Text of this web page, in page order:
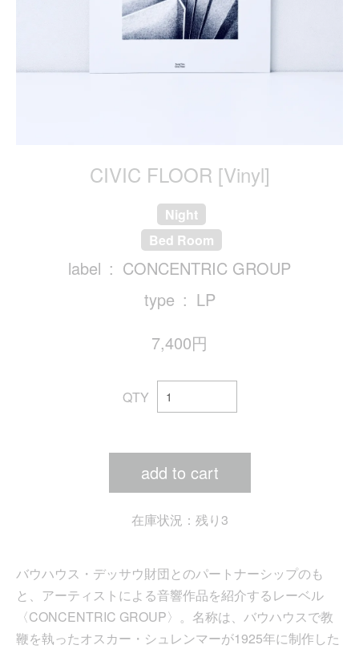
CIVIC FLOOR [Vinyl]
Night
Bed Room
label
CONCENTRIC GROUP
type
LP
7,400円
QTY
add to cart
在庫状況：残り3
バウハウス・デッサウ財団とのパートナーシップのも
と、アーティストによる音響作品を紹介するレーベル
〈CONCENTRIC GROUP〉。名称は、バウハウスで教
鞭を執ったオスカー・シュレンマーが1925年に制作した